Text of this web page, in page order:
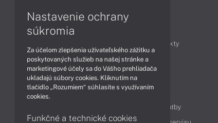
Produkty
Technológie
Videá
Obsah
Možnosti doručenia a platby
Nastavenie ochrany
súkromia
Za účelom zlepšenia užívateľského zážitku a
poskytovaných služieb na našej stránke a
marketingové účely sa do Vášho prehliadača
ukladajú súbory cookies. Kliknutím na
tlačidlo „Rozumiem“ súhlasíte s využívaním
cookies.
Funkčné a technické cookies